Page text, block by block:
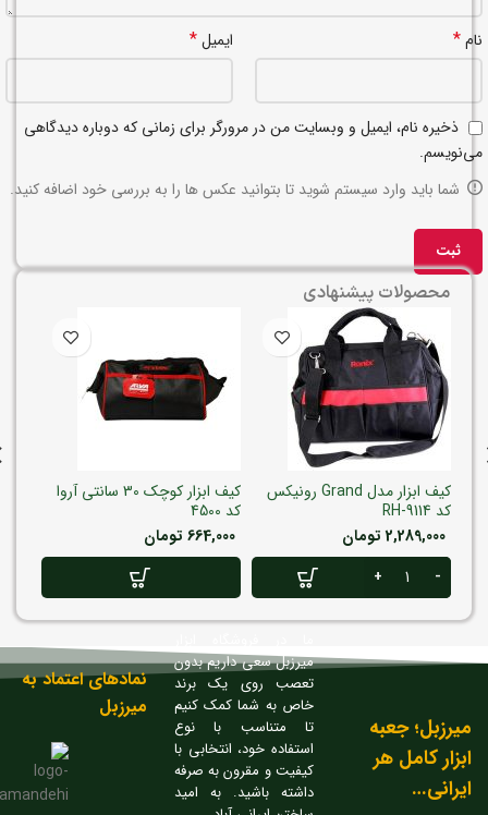
نام* ایمیل*
ذخیره نام، ایمیل و وبسایت من در مرورگر برای زمانی که دوباره دیدگاهی
می‌نویسم.
شما باید وارد سیستم شوید تا بتوانید عکس ها را به بررسی خود اضافه کنید.
محصولات پیشنهادی
کیف ابزار مدل Grand رونیکس
کد RH-9114
2,289,000 تومان
کیف ابزار کوچک 30 سانتی آروا
کد 4500
664,000 تومان
میرزبل؛ جعبه
ابزار کامل هر
ایرانی…
میرزبل سعی داریم بدون
تعصب روی یک برند
خاص به شما کمک کنیم
تا متناسب با نوع
استفاده خود، انتخابی با
کیفیت و مقرون به صرفه
داشته باشید. به امید
نمادهای اعتماد به
میرزبل